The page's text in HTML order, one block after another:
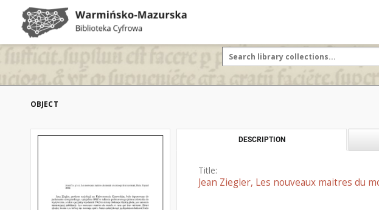
OBJECT
DESCRIPTION
Title:
Jean Ziegler, Les nouveaux maitres du